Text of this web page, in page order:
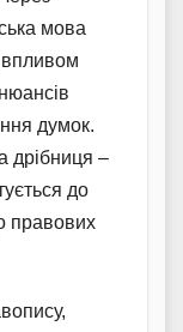
мова
впливом
думок.
дрібниця –
до
правових